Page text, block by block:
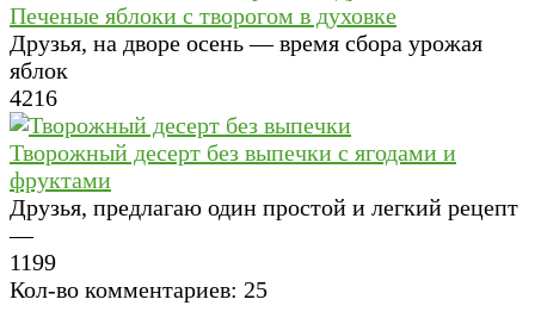
Печеные яблоки с творогом в духовке
Друзья, на дворе осень — время сбора урожая
яблок
4216
Творожный десерт без выпечки с ягодами и
фруктами
Друзья, предлагаю один простой и легкий рецепт
—
1199
Кол-во комментариев: 25